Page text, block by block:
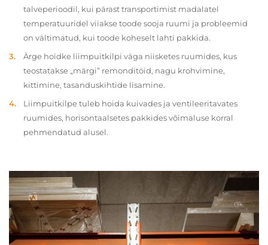
talveperioodil, kui pärast transportimist madalatel
temperatuuridel viiakse toode sooja ruumi ja probleemid
on vältimatud, kui toode koheselt lahti pakkida.
Ärge hoidke liimpuitkilpi väga niisketes ruumides, kus
teostatakse „märgi” remonditöid, nagu krohvimine,
kittimine, tasanduskihtide lisamine.
Liimpuitkilpe tuleb hoida kuivades ja ventileeritavates
ruumides, horisontaalsetes pakkides võimaluse korral
pehmendatud alusel.